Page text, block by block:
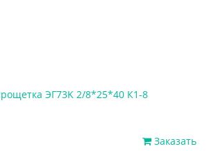
ЭГ73K 2/8*25*40 К1-8
Заказать